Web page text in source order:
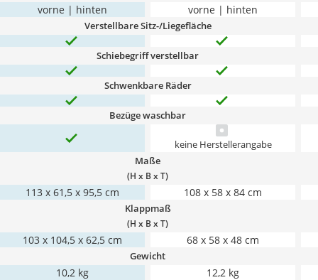
vorne | hinten vorne | hinten
Verstellbare Sitz-/Liegefläche
Schiebegriff verstellbar
Schwenkbare Räder
Bezüge waschbar
keine Herstellerangabe
Maße
(H x B x T)
113 x 61,5 x 95,5 cm 108 x 58 x 84 cm
Klappmaß
(H x B x T)
103 x 104,5 x 62,5 cm 68 x 58 x 48 cm
Gewicht
10,2 kg
12,2 kg